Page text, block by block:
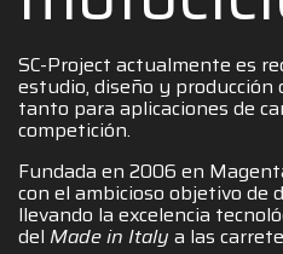
SC-Project actualmente es
estudio, diseño y producción
tanto para aplicaciones de
competición.
Fundada en 2006 en
con el ambicioso objetivo de
llevando la excelencia
del Made in Italy a las